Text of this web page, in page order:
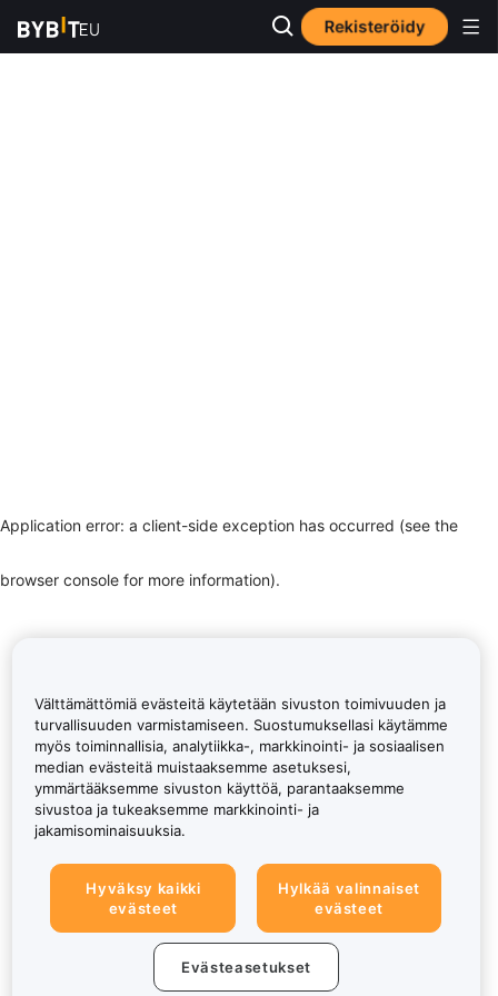
Rekisteröidy
Application error: a client-side exception has occurred (see the
browser console for more information).
Välttämättömiä evästeitä käytetään sivuston toimivuuden ja
turvallisuuden varmistamiseen. Suostumuksellasi käytämme
myös toiminnallisia, analytiikka-, markkinointi- ja sosiaalisen
median evästeitä muistaaksemme asetuksesi,
ymmärtääksemme sivuston käyttöä, parantaaksemme
sivustoa ja tukeaksemme markkinointi- ja
jakamisominaisuuksia.
Hyväksy kaikki
evästeet
Hylkää valinnaiset
evästeet
Evästeasetukset